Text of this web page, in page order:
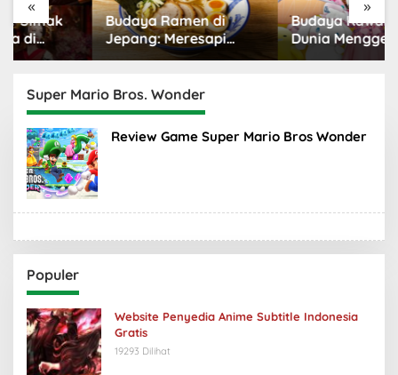
« »
Budaya Ramen di
Jepang: Meresapi
Tradisi Lezat
Budaya Kawaii Jepang:
Dunia Menggemaskan
yang Populer
Super Mario Bros. Wonder
Review Game Super Mario Bros Wonder
Populer
Website Penyedia Anime Subtitle Indonesia
Gratis
19293 Dilihat